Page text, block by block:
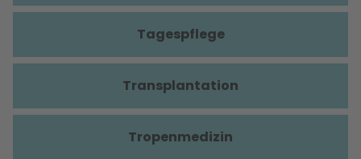
Tagespflege
Transplantation
Tropenmedizin